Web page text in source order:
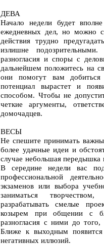
ДЕВА
Начало недели будет
ежедневных дел, но можно
действия трудно
излишне
разногласия и споры с
дальнейшем положитесь на
они помогут вам
потенциал вырастет и
способом. Чтобы не
четкие аргументы,
домочадцев.
ВЕСЫ
Не спешите принимать
более удачные идеи и
случае небольшая
В середине недели вас
профессиональной
экзаменов или выбора
заниматься
разрабатывать смелые
козырем при общении с
разногласия с ними до
Ближе к выходным
негативных иллюзий.